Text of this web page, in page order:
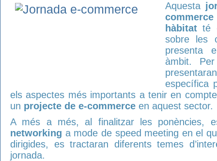
Aquesta
hàbitat té
sobre les
presenta
àmbit.
específica
els aspectes més importants a tenir en
un projecte de e-commerce en aquest sector.
A més a més, al finalitzar les ponències,
networking a mode de speed meeting en el
dirigides, es tractaran diferents temes
jornada.